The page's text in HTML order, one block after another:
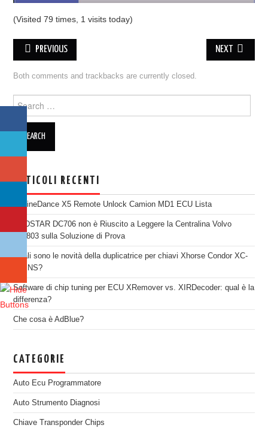
(Visited 79 times, 1 visits today)
PREVIOUS NEXT
Both comments and trackbacks are currently closed.
Search for:
ARTICOLI RECENTI
EngineDance X5 Remote Unlock Camion MD1 ECU Lista
OBDSTAR DC706 non è Riuscito a Leggere la Centralina Volvo
SID803 sulla Soluzione di Prova
Quali sono le novità della duplicatrice per chiavi Xhorse Condor XC-
TWINS?
Software di chip tuning per ECU XRemover vs. XIRDecoder: qual è la
differenza?
Che cosa è AdBlue?
CATEGORIE
Auto Ecu Programmatore
Auto Strumento Diagnosi
Chiave Transponder Chips